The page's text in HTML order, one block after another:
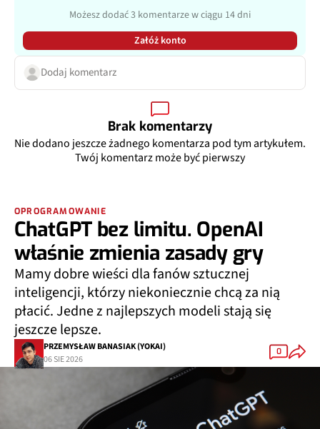
Możesz dodać 3 komentarze w ciągu 14 dni
Załóż konto
Dodaj komentarz
Brak komentarzy
Nie dodano jeszcze żadnego komentarza pod tym artykułem.
Twój komentarz może być pierwszy
OPROGRAMOWANIE
ChatGPT bez limitu. OpenAI
właśnie zmienia zasady gry
Mamy dobre wieści dla fanów sztucznej
inteligencji, którzy niekoniecznie chcą za nią
płacić. Jedne z najlepszych modeli stają się
jeszcze lepsze.
PRZEMYSŁAW BANASIAK (YOKAI)
06 SIE 2026
0